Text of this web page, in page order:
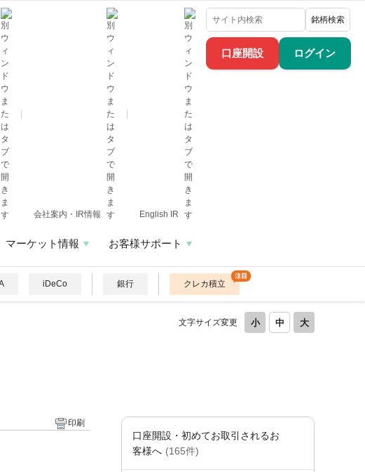
口座開設 ログイン
会社案内・IR情報 English IR
銘柄検索
マーケット情報 お客様サポート
iDeCo 銀行 クレカ積立
文字サイズ変更
口座開設・初めてお取引されるお
客様へ (165件)
印刷